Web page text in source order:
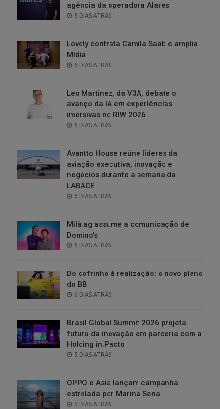
agência da operadora Alares
POSTED
5 DIAS ATRÁS
Lovely contrata Camila Saab e amplia
Mídia
POSTED
6 DIAS ATRÁS
Leo Martinez, da V3A, debate o
avanço da IA em experiências
imersivas no RIW 2026
POSTED
6 DIAS ATRÁS
Avantto House reúne líderes da
aviação executiva, inovação e
negócios durante a semana da
LABACE
POSTED
6 DIAS ATRÁS
Milà.ag assume a comunicação de
Domino’s
POSTED
6 DIAS ATRÁS
Do cofrinho à realização: o novo plano
do BB
POSTED
6 DIAS ATRÁS
Brasil Global Summit 2026 projeta
futuro da inovação em parceria com a
Holding in.Pacto
POSTED
5 DIAS ATRÁS
OPPO e Asia lançam campanha
estrelada por Marina Sena
POSTED
5 DIAS ATRÁS